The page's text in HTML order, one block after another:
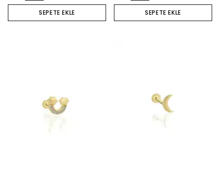
SEPETE EKLE SEPETE EKLE